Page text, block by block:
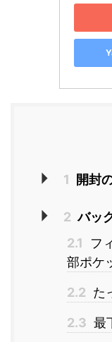
1 開封
2 バッ
2.1
フ
部ポケ
2.2 た
2.3 最